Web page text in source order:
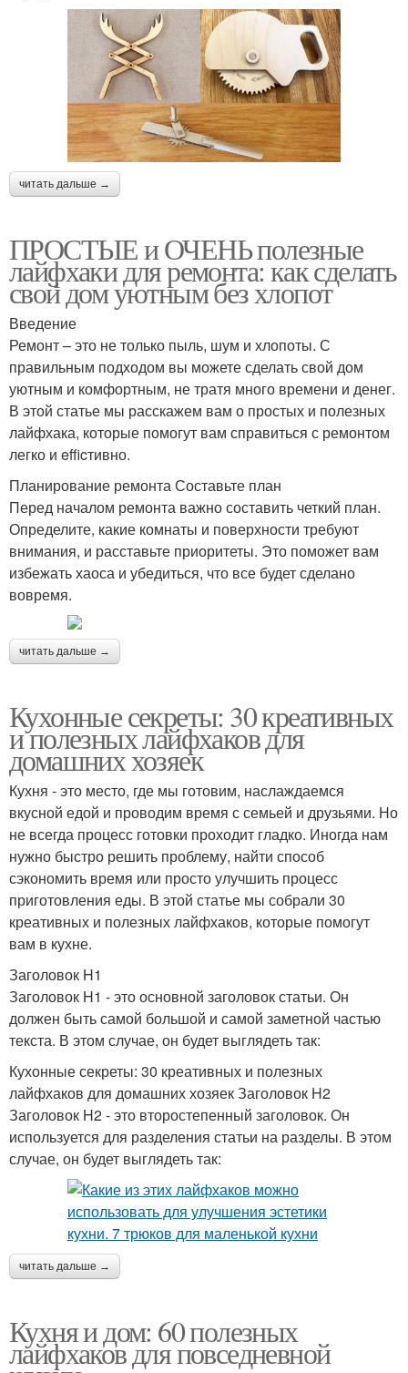
читать дальше →
ПРОСТЫЕ и ОЧЕНЬ полезные
лайфхаки для ремонта: как сделать
свой дом уютным без хлопот
Введение
Ремонт – это не только пыль, шум и хлопоты. С
правильным подходом вы можете сделать свой дом
уютным и комфортным, не тратя много времени и денег.
В этой статье мы расскажем вам о простых и полезных
лайфхака, которые помогут вам справиться с ремонтом
легко и efficтивно.
Планирование ремонта Составьте план
Перед началом ремонта важно составить четкий план.
Определите, какие комнаты и поверхности требуют
внимания, и расставьте приоритеты. Это поможет вам
избежать хаоса и убедиться, что все будет сделано
вовремя.
читать дальше →
Кухонные секреты: 30 креативных
и полезных лайфхаков для
домашних хозяек
Кухня - это место, где мы готовим, наслаждаемся
вкусной едой и проводим время с семьей и друзьями. Но
не всегда процесс готовки проходит гладко. Иногда нам
нужно быстро решить проблему, найти способ
сэкономить время или просто улучшить процесс
приготовления еды. В этой статье мы собрали 30
креативных и полезных лайфхаков, которые помогут
вам в кухне.
Заголовок H1
Заголовок H1 - это основной заголовок статьи. Он
должен быть самой большой и самой заметной частью
текста. В этом случае, он будет выглядеть так:
Кухонные секреты: 30 креативных и полезных
лайфхаков для домашних хозяек Заголовок H2
Заголовок H2 - это второстепенный заголовок. Он
используется для разделения статьи на разделы. В этом
случае, он будет выглядеть так:
читать дальше →
Кухня и дом: 60 полезных
лайфхаков для повседневной